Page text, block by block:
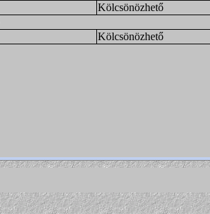
Kölcsönözhető
Kölcsönözhető